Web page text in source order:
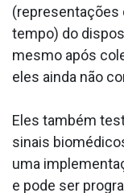
(representações
tempo) do
mesmo após
eles ainda não
Eles também
sinais
uma
e pode ser